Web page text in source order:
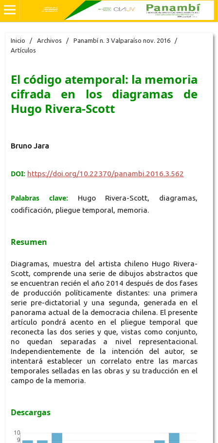
Inicio / Archivos / Panambí n. 3 Valparaíso nov. 2016
/
Artículos
El código atemporal: la memoria
cifrada en los diagramas de
Hugo Rivera-Scott
Bruno Jara
DOI: https://doi.org/10.22370/panambi.2016.3.562
Palabras clave:
Hugo Rivera-Scott, diagramas,
codificación, pliegue temporal, memoria.
Resumen
Diagramas, muestra del artista chileno Hugo Rivera-
Scott, comprende una serie de dibujos abstractos que
se encuentran recién el año 2014 después de dos fases
de producción políticamente distantes: una primera
serie pre-dictatorial y una segunda, generada en el
panorama actual de la democracia chilena. El presente
artículo pondrá acento en el pliegue temporal que
reconecta las dos series y que, vistas como conjunto,
no quedan separadas a nivel representacional.
Independientemente de la intención del autor, se
intentará establecer un correlato entre las marcas
temporales selladas en las obras y su traducción en el
campo de la memoria.
Descargas